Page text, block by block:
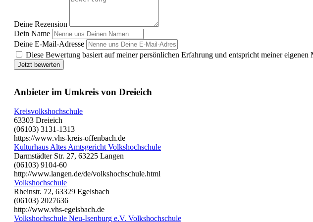
Deine Rezension
Dein Name
Deine E-Mail-Adresse
Diese Bewertung basiert auf meiner persönlichen Erfahrung und entspricht meiner eigenen
Jetzt bewerten
Anbieter im Umkreis von Dreieich
Kreisvolkshochschule
63303 Dreieich
(06103) 3131-1313
https://www.vhs-kreis-offenbach.de
Kulturhaus Altes Amtsgericht Volkshochschule
Darmstädter Str. 27, 63225 Langen
(06103) 9104-60
http://www.langen.de/de/volkshochschule.html
Volkshochschule
Rheinstr. 72, 63329 Egelsbach
(06103) 2027636
http://www.vhs-egelsbach.de
Volkshochschule Neu-Isenburg e.V. Volkshochschule